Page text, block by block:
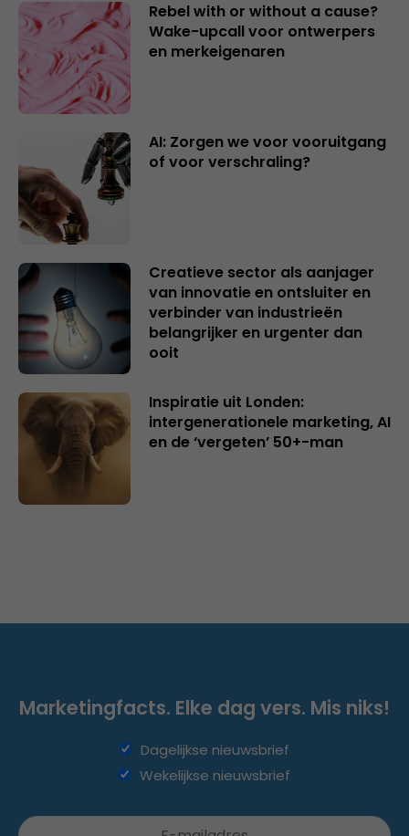
Rebel with or without a cause?
Wake-upcall voor ontwerpers
en merkeigenaren
AI: Zorgen we voor vooruitgang
of voor verschraling?
Creatieve sector als aanjager
van innovatie en ontsluiter en
verbinder van industrieën
belangrijker en urgenter dan
ooit
Inspiratie uit Londen:
intergenerationele marketing, AI
en de ‘vergeten’ 50+-man
Marketingfacts. Elke dag vers. Mis niks!
Dagelijkse nieuwsbrief
Wekelijkse nieuwsbrief